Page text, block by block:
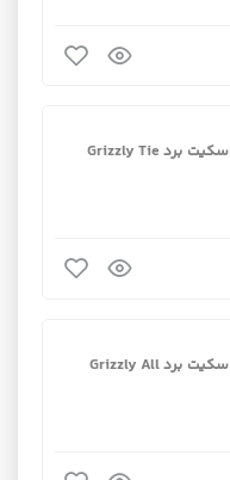
گریپ تیپ حرفه ای اسکیت برد Grizzly Tie
گریپ تیپ حرفه ای اسکیت برد Grizzly All